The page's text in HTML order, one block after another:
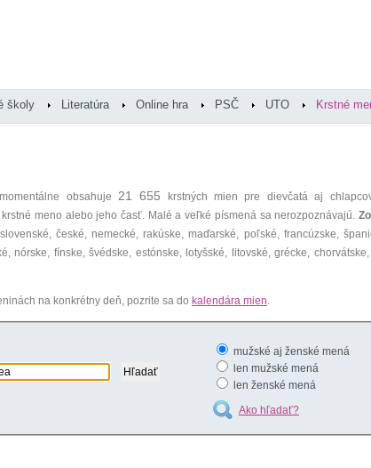
školy Literatúra Online hra PSČ UTO Krstné
obsahuje 21 655 krstných mien pre dievčatá aj
meno alebo jeho časť. Malé a veľké písmená sa nerozpoznávajú.
české, nemecké, rakúske, maďarské, poľské, francúzske,
nórske, fínske, švédske, estónske, lotyšské, litovské, grécke,
na konkrétny deň, pozrite sa do kalendára mien.
mužské aj ženské mená
len mužské mená
len ženské mená
Ako hľadať?